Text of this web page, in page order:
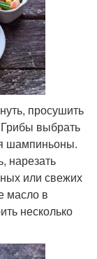
просушить
выбрать
шампиньоны.
нарезать
или свежих
масло в
несколько